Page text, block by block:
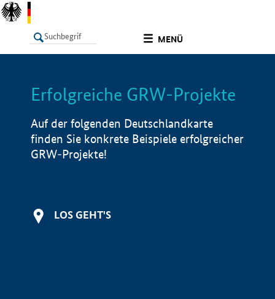
MENÜ
LISTE Info
Erfolgreiche GRW-Projekte
Auf der folgenden Deutschlandkarte
finden Sie konkrete Beispiele erfolgreicher
GRW-Projekte!
LOS GEHT'S